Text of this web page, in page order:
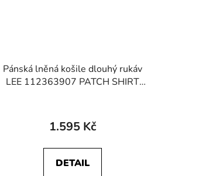
Pánská lněná košile dlouhý rukáv
LEE 112363907 PATCH SHIRT
1.595 Kč
DETAIL